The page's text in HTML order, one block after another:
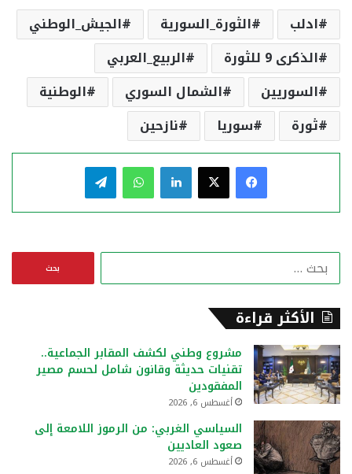
ادلب الثورة_السورية
الجيش_الوطني
الذكرى 9 للثورة
الربيع_العربي
السوريين
الشمال السوري
الوطنية
ثورة
سوريا نازحين
فيسبوك لينكدإن واتساب
ن
الأكثر قراءة
مشروع وطني لكشف المقابر الجماعية..
تقنيات حديثة وقانون شامل لحسم مصير
المفقودين
أغسطس 6, 2026
السياسي الغربي: من الرموز اللامعة إلى
صعود العاديين
أغسطس 6, 2026